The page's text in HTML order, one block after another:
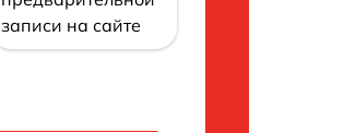
записи на сайте